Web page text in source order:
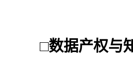
□数据产权与